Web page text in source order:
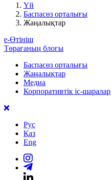
Үй
Баспасөз орталығы
Жаңалықтар
е-Өтініш
Төрағаның блогы
Баспасөз орталығы
Жаңалықтар
Медиа
Корпоративтік іс-шаралар
Рус
Қаз
Eng